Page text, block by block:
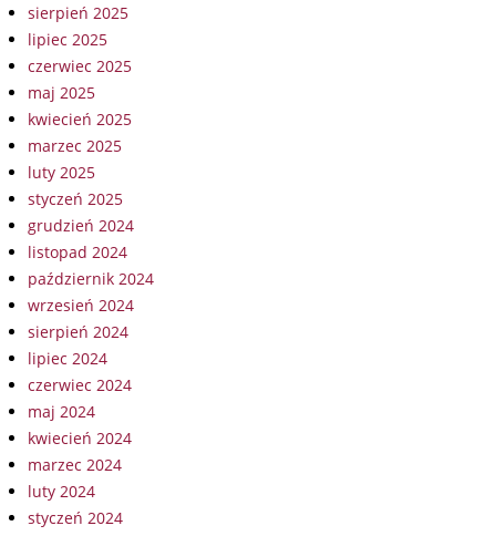
sierpień 2025
lipiec 2025
czerwiec 2025
maj 2025
kwiecień 2025
marzec 2025
luty 2025
styczeń 2025
grudzień 2024
listopad 2024
październik 2024
wrzesień 2024
sierpień 2024
lipiec 2024
czerwiec 2024
maj 2024
kwiecień 2024
marzec 2024
luty 2024
styczeń 2024